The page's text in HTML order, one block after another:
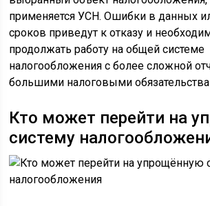
применяется УСН. Ошибки в данных
сроков приведут к отказу и
продолжать работу на общей системе
налогообложения с более сложной
большими налоговыми
Кто может перейти на
систему